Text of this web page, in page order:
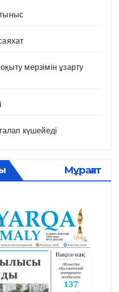
мерзімін ұзарту
күшейеді
Мұрағат